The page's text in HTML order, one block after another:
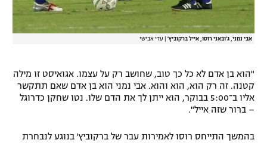
אבי נמני, ג'ובאני רוסו, אייל ברקוביץ' עדי אבישי
"הוא בן אדם לא כל כך טוב, שחושב רק על עצמו. אגואיסט זו מילה
קטנה. זה רק הוא, הוא והוא. אבי נמני הוא בן אדם שאם תתקשר
אליו ב־5:00 בבוקר, הוא ייתן לך את הדם שלו. נטו שחקן כדרוגל
– ברור שזה אייל".
בהמשך התייחס רוסו לאמירות עבר של ברקוביץ' בנוגע לנבחרת